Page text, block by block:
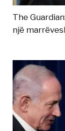
The
një